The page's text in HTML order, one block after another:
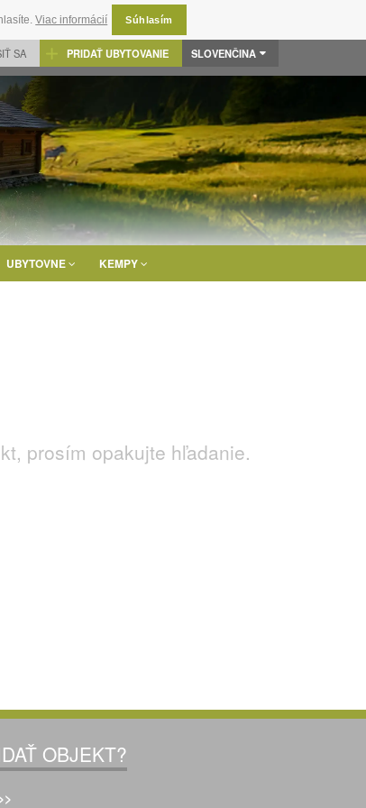
Viac informácií Súhlasím
SA PRIDAŤ UBYTOVANIE SLOVENČINA
UBYTOVNE KEMPY
prosím opakujte hľadanie.
OBJEKT?